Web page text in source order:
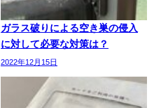
ガラス破りによる空き巣の侵入
に対して必要な対策は？
2022年12月15日